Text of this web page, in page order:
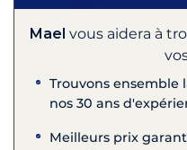
Mael vous aidera à
Trouvons ensemble
nos 30 ans
Meilleurs prix